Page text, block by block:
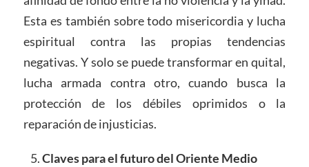
Esta es también sobre todo misericordia y lucha
espiritual contra las propias tendencias
negativas. Y solo se puede transformar en quital,
lucha armada contra otro, cuando busca la
protección de los débiles oprimidos o la
reparación de injusticias.
Claves para el futuro del Oriente Medio